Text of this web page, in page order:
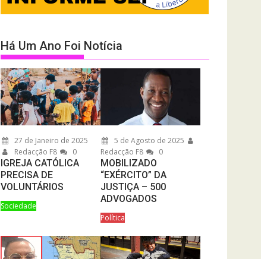
Há Um Ano Foi Notícia
27 de Janeiro de 2025
Redacção F8
0
IGREJA CATÓLICA
PRECISA DE
VOLUNTÁRIOS
Sociedade
5 de Agosto de 2025
Redacção F8
0
MOBILIZADO
“EXÉRCITO” DA
JUSTIÇA – 500
ADVOGADOS
Política